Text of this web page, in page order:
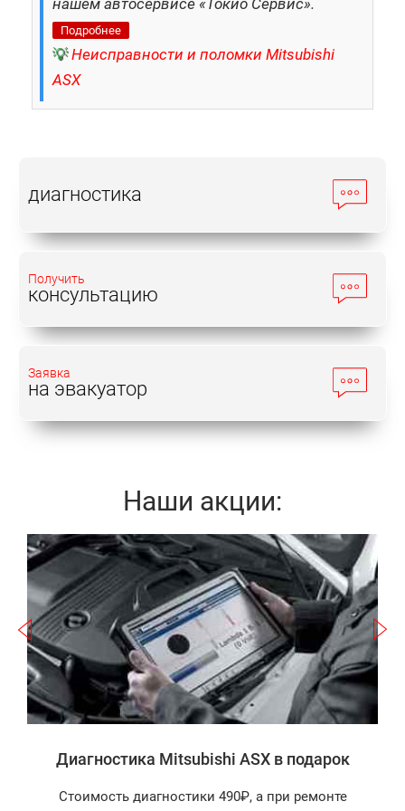
нашем автосервисе «Токио Сервис».
Подробнее
💡 Неисправности и поломки Mitsubishi
ASX
диагностика
Получить
консультацию
Заявка
на эвакуатор
Наши акции:
Записаться
Диагностика Mitsubishi ASX в подарок
Стоимость диагностики 490₽, а при ремонте